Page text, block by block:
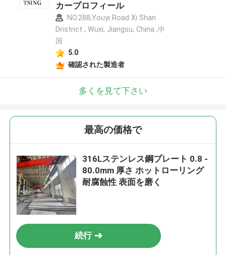
カープロフィール
NO.288,Youyi Road Xi Shan
Dristrict , Wuxi, Jiangsu, China ,中
国
5.0
確認された製造者
多くを見て下さい
最高の価格で
316Lステンレス鋼プレート 0.8 -
80.0mm 厚さ ホットローリング
耐腐蝕性 表面を磨く
続行